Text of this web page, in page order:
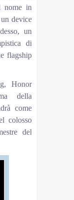
nome in
device
un
di
flagship
Honor
della
come
colosso
del